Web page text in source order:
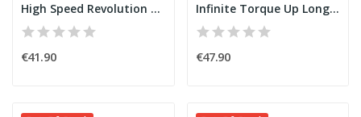
High Speed Revolution Long Type Motor [GUARDER]
€41.90
Infinite Torque Up Long Type Motor [GUARDER]
€47.90